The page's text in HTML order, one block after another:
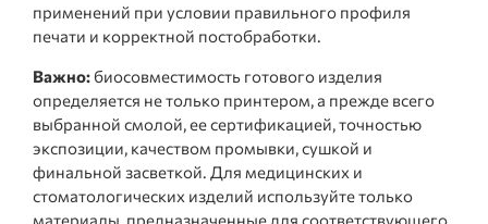
применений при условии правильного профиля
печати и корректной постобработки.
Важно:биосовместимость готового изделия
определяется не только принтером, а прежде всего
выбранной смолой, ее сертификацией, точностью
экспозиции, качеством промывки, сушкой и
финальной засветкой. Для медицинских и
стоматологических изделий используйте только
материалы, предназначенные для соответствующего